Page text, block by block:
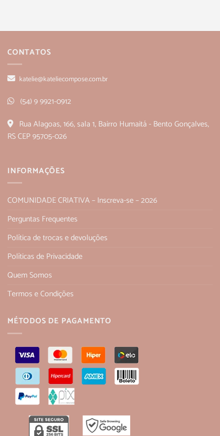
CONTATOS
katelie@kateliecompose.com.br
(54) 9 9921-0912
Rua Alagoas, 166, sala 1, Bairro Humaitá - Bento Gonçalves,
RS CEP 95705-026
INFORMAÇÕES
COMUNIDADE CRIATIVA – Inscreva-se – 2026
Perguntas Frequentes
Política de trocas e devoluções
Políticas de Privacidade
Quem Somos
Termos e Condições
MÉTODOS DE PAGAMENTO